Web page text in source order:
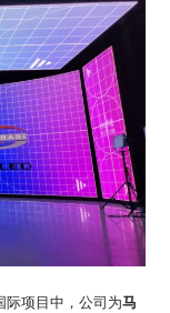
际项目中，公司为马